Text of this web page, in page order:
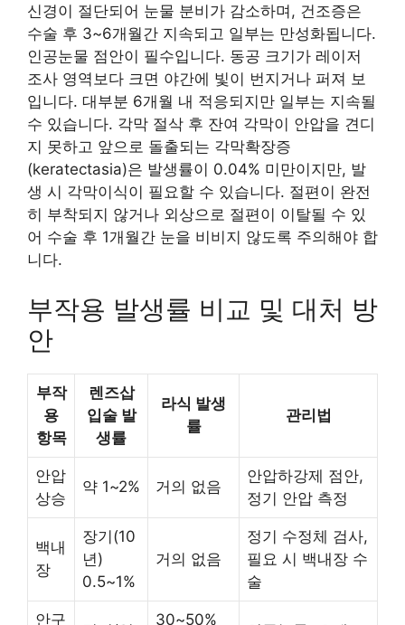
신경이 절단되어 눈물 분비가 감소하며, 건조증은
수술 후 3~6개월간 지속되고 일부는 만성화됩니다.
인공눈물 점안이 필수입니다. 동공 크기가 레이저
조사 영역보다 크면 야간에 빛이 번지거나 퍼져 보
입니다. 대부분 6개월 내 적응되지만 일부는 지속될
수 있습니다. 각막 절삭 후 잔여 각막이 안압을 견디
지 못하고 앞으로 돌출되는 각막확장증
(keratectasia)은 발생률이 0.04% 미만이지만, 발
생 시 각막이식이 필요할 수 있습니다. 절편이 완전
히 부착되지 않거나 외상으로 절편이 이탈될 수 있
어 수술 후 1개월간 눈을 비비지 않도록 주의해야 합
니다.
부작용 발생률 비교 및 대처 방
안
부작
용
항목
렌즈삽
입술 발
생률
라식 발생
률
관리법
안압
상승
약 1~2% 거의 없음
안압하강제 점안,
정기 안압 측정
백내
장
장기(10
년)
0.5~1%
거의 없음
정기 수정체 검사,
필요 시 백내장 수
술
안구
30~50%